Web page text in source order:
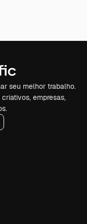
seu melhor trabalho.
empresas,